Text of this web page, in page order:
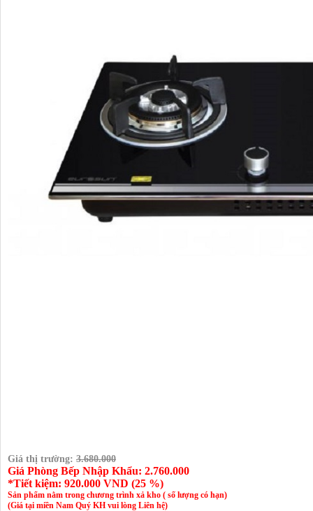
Giá thị trường: 3.680.000
Giá Phòng Bếp Nhập Khẩu: 2.760.000
*Tiết kiệm: 920.000 VND (25 %)
Sản phẩm nằm trong chương trình xả kho ( số lượng có hạn)
(Giá tại miền Nam Quý KH vui lòng Liên hệ)